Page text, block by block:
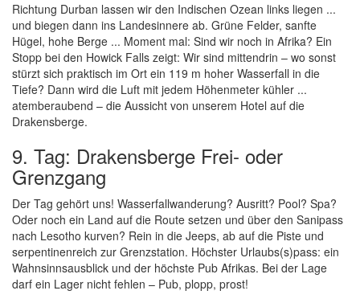
Richtung Durban lassen wir den Indischen Ozean links liegen ...
und biegen dann ins Landesinnere ab. Grüne Felder, sanfte
Hügel, hohe Berge ... Moment mal: Sind wir noch in Afrika? Ein
Stopp bei den Howick Falls zeigt: Wir sind mittendrin – wo sonst
stürzt sich praktisch im Ort ein 119 m hoher Wasserfall in die
Tiefe? Dann wird die Luft mit jedem Höhenmeter kühler ...
atemberaubend – die Aussicht von unserem Hotel auf die
Drakensberge.
9. Tag: Drakensberge Frei- oder
Grenzgang
Der Tag gehört uns! Wasserfallwanderung? Ausritt? Pool? Spa?
Oder noch ein Land auf die Route setzen und über den Sanipass
nach Lesotho kurven? Rein in die Jeeps, ab auf die Piste und
serpentinenreich zur Grenzstation. Höchster Urlaubs(s)pass: ein
Wahnsinnsausblick und der höchste Pub Afrikas. Bei der Lage
darf ein Lager nicht fehlen – Pub, plopp, prost!